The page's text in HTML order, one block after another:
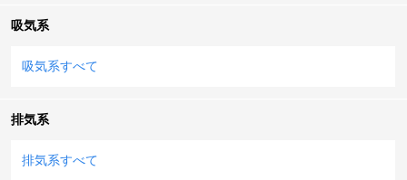
吸気系
吸気系すべて
排気系
排気系すべて